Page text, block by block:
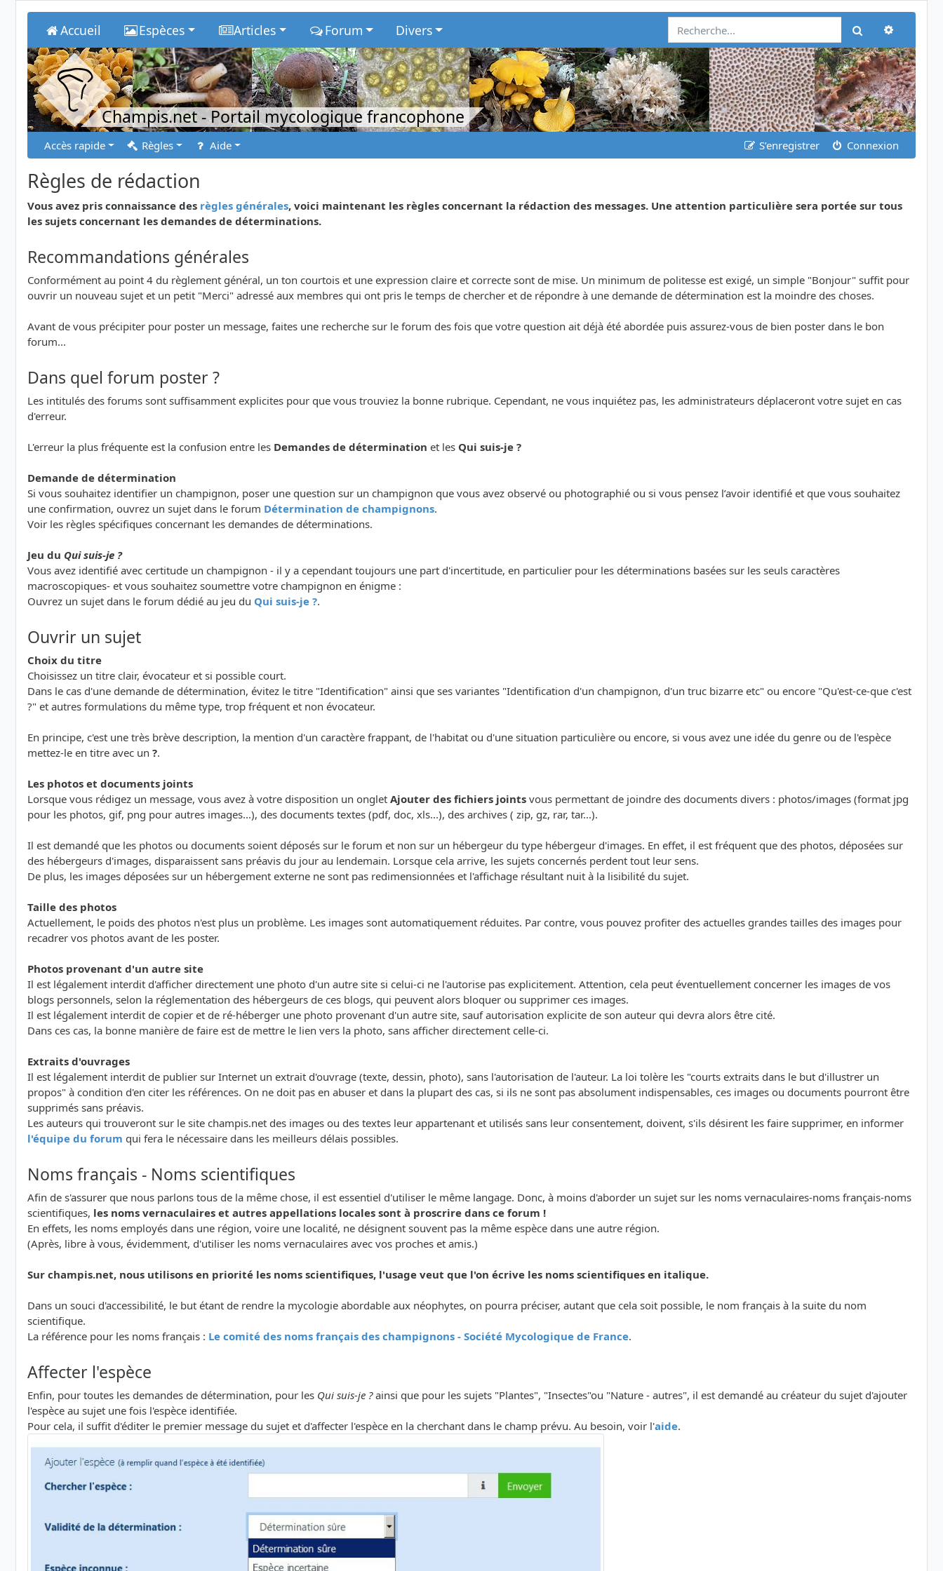
Accueil Espèces Articles Forum Divers Rechercher
Champis.net- Portail mycologique francophone
Accès rapide Règles Aide S’enregistrer Connexion
Règles de rédaction
Vous avez pris connaissance des règles générales, voici maintenant les règles concernant la rédaction des messages. Une attention particulière sera portée sur tous
les sujets concernant les demandes de déterminations.
Recommandations générales
Conformément au point 4 du règlement général, un ton courtois et une expression claire et correcte sont de mise. Un minimum de politesse est exigé, un simple "Bonjour" suffit pour
ouvrir un nouveau sujet et un petit "Merci" adressé aux membres qui ont pris le temps de chercher et de répondre à une demande de détermination est la moindre des choses.
Avant de vous précipiter pour poster un message, faites une recherche sur le forum des fois que votre question ait déjà été abordée puis assurez-vous de bien poster dans le bon
forum...
Dans quel forum poster ?
Les intitulés des forums sont suffisamment explicites pour que vous trouviez la bonne rubrique. Cependant, ne vous inquiétez pas, les administrateurs déplaceront votre sujet en cas
d'erreur.
L'erreur la plus fréquente est la confusion entre les Demandes de détermination et les Qui suis-je ?
Demande de détermination
Si vous souhaitez identifier un champignon, poser une question sur un champignon que vous avez observé ou photographié ou si vous pensez l’avoir identifié et que vous souhaitez
une confirmation, ouvrez un sujet dans le forum Détermination de champignons.
Voir les règles spécifiques concernant les demandes de déterminations.
Jeu du Qui suis-je ?
Vous avez identifié avec certitude un champignon - il y a cependant toujours une part d'incertitude, en particulier pour les déterminations basées sur les seuls caractères
macroscopiques- et vous souhaitez soumettre votre champignon en énigme :
Ouvrez un sujet dans le forum dédié au jeu du Qui suis-je ?.
Ouvrir un sujet
Choix du titre
Choisissez un titre clair, évocateur et si possible court.
Dans le cas d'une demande de détermination, évitez le titre "Identification" ainsi que ses variantes "Identification d'un champignon, d'un truc bizarre etc" ou encore "Qu'est-ce-que c'est
?" et autres formulations du même type, trop fréquent et non évocateur.
En principe, c'est une très brève description, la mention d'un caractère frappant, de l'habitat ou d'une situation particulière ou encore, si vous avez une idée du genre ou de l'espèce
mettez-le en titre avec un ?.
Les photos et documents joints
Lorsque vous rédigez un message, vous avez à votre disposition un onglet Ajouter des fichiers joints vous permettant de joindre des documents divers : photos/images (format jpg
pour les photos, gif, png pour autres images...), des documents textes (pdf, doc, xls...), des archives ( zip, gz, rar, tar...).
Il est demandé que les photos ou documents soient déposés sur le forum et non sur un hébergeur du type hébergeur d'images. En effet, il est fréquent que des photos, déposées sur
des hébergeurs d'images, disparaissent sans préavis du jour au lendemain. Lorsque cela arrive, les sujets concernés perdent tout leur sens.
De plus, les images déposées sur un hébergement externe ne sont pas redimensionnées et l'affichage résultant nuit à la lisibilité du sujet.
Taille des photos
Actuellement, le poids des photos n'est plus un problème. Les images sont automatiquement réduites. Par contre, vous pouvez profiter des actuelles grandes tailles des images pour
recadrer vos photos avant de les poster.
Photos provenant d'un autre site
Il est légalement interdit d'afficher directement une photo d'un autre site si celui-ci ne l'autorise pas explicitement. Attention, cela peut éventuellement concerner les images de vos
blogs personnels, selon la réglementation des hébergeurs de ces blogs, qui peuvent alors bloquer ou supprimer ces images.
Il est légalement interdit de copier et de ré-héberger une photo provenant d'un autre site, sauf autorisation explicite de son auteur qui devra alors être cité.
Dans ces cas, la bonne manière de faire est de mettre le lien vers la photo, sans afficher directement celle-ci.
Extraits d'ouvrages
Il est légalement interdit de publier sur Internet un extrait d'ouvrage (texte, dessin, photo), sans l'autorisation de l'auteur. La loi tolère les "courts extraits dans le but d'illustrer un
propos" à condition d'en citer les références. On ne doit pas en abuser et dans la plupart des cas, si ils ne sont pas absolument indispensables, ces images ou documents pourront être
supprimés sans préavis.
Les auteurs qui trouveront sur le site champis.net des images ou des textes leur appartenant et utilisés sans leur consentement, doivent, s'ils désirent les faire supprimer, en informer
l'équipe du forum qui fera le nécessaire dans les meilleurs délais possibles.
Noms français - Noms scientifiques
Afin de s'assurer que nous parlons tous de la même chose, il est essentiel d'utiliser le même langage. Donc, à moins d'aborder un sujet sur les noms vernaculaires-noms français-noms
scientifiques, les noms vernaculaires et autres appellations locales sont à proscrire dans ce forum !
En effets, les noms employés dans une région, voire une localité, ne désignent souvent pas la même espèce dans une autre région.
(Après, libre à vous, évidemment, d'utiliser les noms vernaculaires avec vos proches et amis.)
Sur champis.net, nous utilisons en priorité les noms scientifiques, l'usage veut que l'on écrive les noms scientifiques en italique.
Dans un souci d'accessibilité, le but étant de rendre la mycologie abordable aux néophytes, on pourra préciser, autant que cela soit possible, le nom français à la suite du nom
scientifique.
La référence pour les noms français : Le comité des noms français des champignons - Société Mycologique de France.
Affecter l'espèce
Enfin, pour toutes les demandes de détermination, pour les Qui suis-je ?ainsi que pour les sujets "Plantes", "Insectes"ou "Nature - autres", il est demandé au créateur du sujet d'ajouter
l'espèce au sujet une fois l'espèce identifiée.
Pour cela, il suffit d'éditer le premier message du sujet et d'affecter l'espèce en la cherchant dans le champ prévu. Au besoin, voir l'aide.